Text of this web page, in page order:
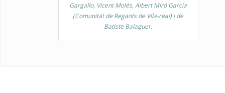
Gargallo, Vicent Molés, Albert Miró Garcia
(Comunitat de Regants de Vila-real) i de
Batiste Balaguer.